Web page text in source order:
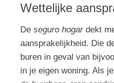
Wettelijke
De seguro hogar dekt
aansprakelijkheid. Die
buren in geval van
in je eigen woning. Als